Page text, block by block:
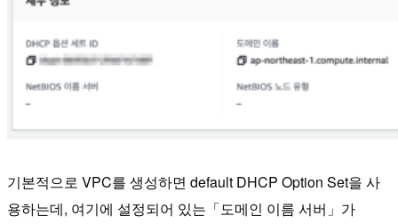
기본적으로 VPC를 생성하면 default DHCP Option Set을 사
용하는데, 여기에 설정되어 있는「도메인 이름 서버」가